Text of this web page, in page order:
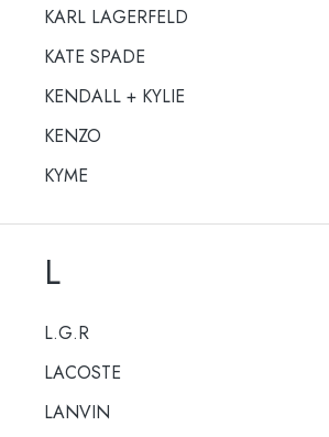
KARL LAGERFELD
KATE SPADE
KENDALL + KYLIE
KENZO
KYME
L
L.G.R
LACOSTE
LANVIN